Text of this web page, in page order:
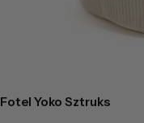
Fotel Yoko Sztruks